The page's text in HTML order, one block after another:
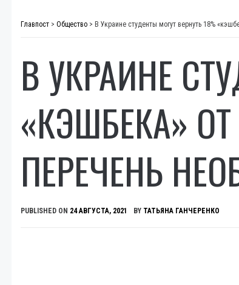
Главпост > Общество > В Украине студенты могут вернуть 18%
В УКРАИНЕ
«КЭШБЕКА»
ПЕРЕЧЕНЬ
PUBLISHED ON 24 АВГУСТА, 2021 BY ТАТЬЯНА ГАНЧЕРЕНКО